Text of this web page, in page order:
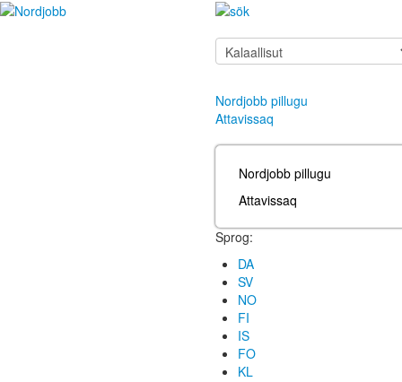
Nordjobb pillugu
Attavissaq
Nordjobb pillugu
Attavissaq
Sprog:
DA
SV
NO
FI
IS
FO
KL